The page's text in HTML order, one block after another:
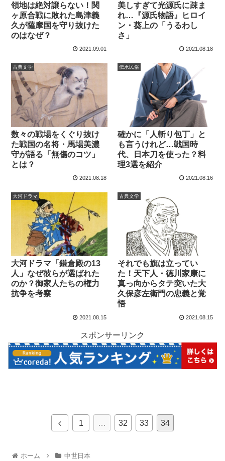
領地は絶対譲らない！関
ヶ原合戦に敗れた島津義
久が薩摩国を守り抜けた
のはなぜ？
2021.09.01
美しすぎて光源氏に疎ま
れ…『源氏物語』ヒロイ
ン・葵上の「うるわし
さ」
2021.08.18
古典文学
数々の戦場をくぐり抜け
た戦国の名将・馬場美濃
守が語る「無傷のコツ」
とは？
2021.08.18
伝承民俗
確かに「人斬り包丁」と
も言うけれど…戦国時
代、日本刀を使った？料
理3選を紹介
2021.08.16
大河ドラマ
大河ドラマ「鎌倉殿の13
人」なぜ彼らが選ばれた
のか？御家人たちの権力
抗争を考察
2021.08.15
古典文学
それでも旗は立ってい
た！天下人・徳川家康に
真っ向からタテ突いた大
久保彦左衛門の忠義と覚
悟
2021.08.15
スポンサーリンク
1 … 32 33 34
ホーム 中世日本